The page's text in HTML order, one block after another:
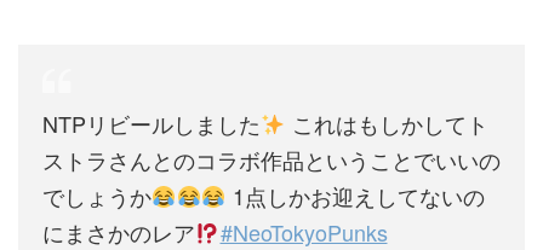
NTPリビールしました
これはもしかしてト
ストラさんとのコラボ作品ということでいいの
でしょうか
1点しかお迎えしてないの
にまさかのレア
#NeoTokyoPunks